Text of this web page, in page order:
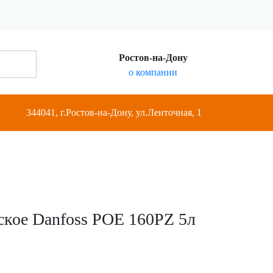
Ростов-на-Дону
о компании
344041, г.Ростов-на-Дону, ул.Ленточная, 1
Danfoss POE 160PZ 5л